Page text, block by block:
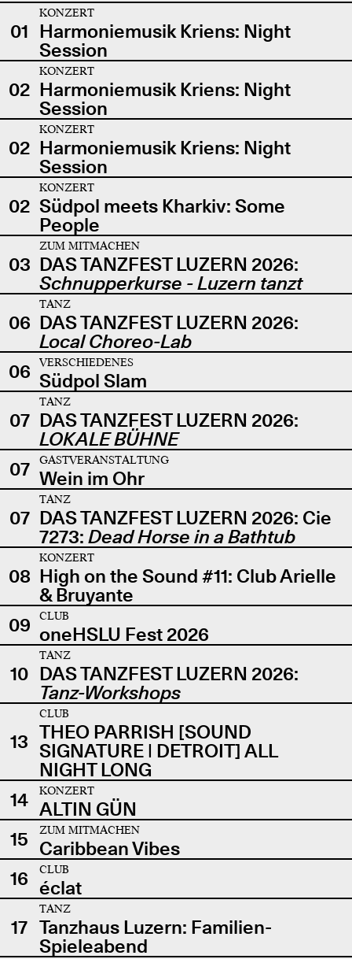
01
KONZERT
Harmoniemusik Kriens: Night
Session
02
KONZERT
Harmoniemusik Kriens: Night
Session
02
KONZERT
Harmoniemusik Kriens: Night
Session
02
KONZERT
Südpol meets Kharkiv: Some
People
03
ZUM MITMACHEN
DAS TANZFEST LUZERN 2026:
Schnupperkurse - Luzern tanzt
06
TANZ
DAS TANZFEST LUZERN 2026:
Local Choreo-Lab
06
VERSCHIEDENES
Südpol Slam
07
TANZ
DAS TANZFEST LUZERN 2026:
LOKALE BÜHNE
07
GASTVERANSTALTUNG
Wein im Ohr
07
TANZ
DAS TANZFEST LUZERN 2026: Cie
7273: Dead Horse in a Bathtub
08
KONZERT
High on the Sound #11: Club Arielle
& Bruyante
09
CLUB
oneHSLU Fest 2026
10
TANZ
DAS TANZFEST LUZERN 2026:
Tanz-Workshops
13
CLUB
THEO PARRISH [SOUND
SIGNATURE | DETROIT] ALL
NIGHT LONG
14
KONZERT
ALTIN GÜN
15
ZUM MITMACHEN
Caribbean Vibes
16
CLUB
éclat
17
TANZ
Tanzhaus Luzern: Familien-
Spieleabend